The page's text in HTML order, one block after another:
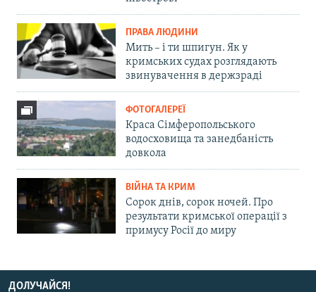
ПРАВА ЛЮДИНИ
Мить – і ти шпигун. Як у
кримських судах розглядають
звинувачення в держзраді
ФОТОГАЛЕРЕЇ
Краса Сімферопольського
водосховища та занедбаність
довкола
ВІЙНА ТА КРИМ
Сорок днів, сорок ночей. Про
результати кримської операції з
примусу Росії до миру
ДОЛУЧАЙСЯ!